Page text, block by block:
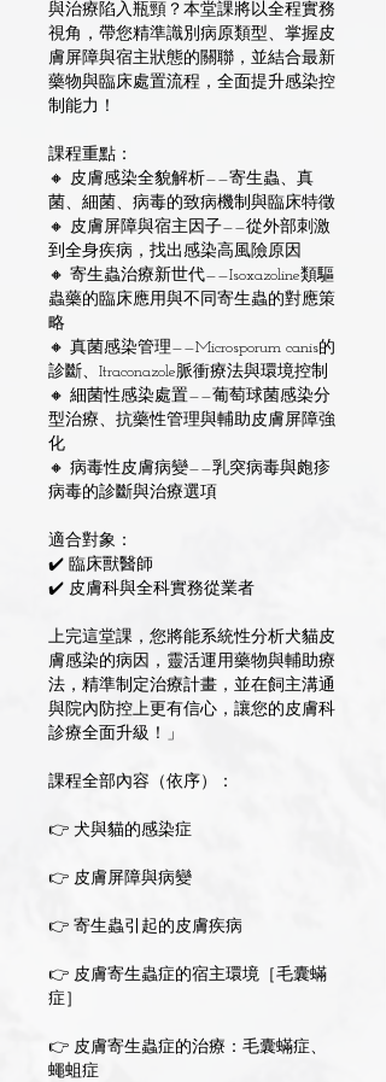
與治療陷入瓶頸？本堂課將以全程實務
視角，帶您精準識別病原類型、掌握皮
膚屏障與宿主狀態的關聯，並結合最新
藥物與臨床處置流程，全面提升感染控
制能力！
課程重點：
🔸 皮膚感染全貌解析——寄生蟲、真
菌、細菌、病毒的致病機制與臨床特徵
🔸 皮膚屏障與宿主因子——從外部刺激
到全身疾病，找出感染高風險原因
🔸 寄生蟲治療新世代——Isoxazoline類驅
蟲藥的臨床應用與不同寄生蟲的對應策
略
🔸 真菌感染管理——Microsporum canis的
診斷、Itraconazole脈衝療法與環境控制
🔸 細菌性感染處置——葡萄球菌感染分
型治療、抗藥性管理與輔助皮膚屏障強
化
🔸 病毒性皮膚病變——乳突病毒與皰疹
病毒的診斷與治療選項
適合對象：
✔️ 臨床獸醫師
✔️ 皮膚科與全科實務從業者
上完這堂課，您將能系統性分析犬貓皮
膚感染的病因，靈活運用藥物與輔助療
法，精準制定治療計畫，並在飼主溝通
與院內防控上更有信心，讓您的皮膚科
診療全面升級！」
課程全部內容（依序）：
👉 犬與貓的感染症
👉 皮膚屏障與病變
👉 寄生蟲引起的皮膚疾病
👉 皮膚寄生蟲症的宿主環境［毛囊蟎
症］
👉 皮膚寄生蟲症的治療：毛囊蟎症、
蠅蛆症